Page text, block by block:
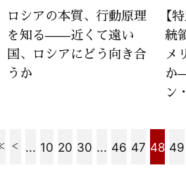
ロシアの本質、行動原理
を知る——近くて遠い
国、ロシアにどう向き合
うか
【
統
メ
か
ン
... 10 20 30 ... 46 47 48 49